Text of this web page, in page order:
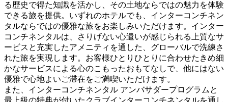
る歴史で得た知識を活かし、その土地ならではの魅力を体験
できる旅を提供。いずれのホテルでも、インターコンチネン
タルならではの優雅な旅をお楽しみいただけます。インター
コンチネンタルは、さりげない心遣いが感じられる上質なサ
ービスと充実したアメニティを通した、グローバルで洗練さ
れた旅を実現します。お客様ひとりひとりに合わせたきめ細
かなサービスによる心のこもったおもてなしで、他にはない
優雅で心地よいご滞在をご満喫いただけます。
また、インターコンチネンタル アンバサダープログラムと
最上級の特典が付いたクラブインターコンチネンタルを通し